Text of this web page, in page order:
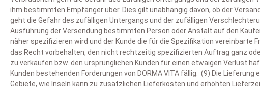
Besuchen
alle, die
unseren
Bestellung
ihm bestimmten Empfänger über. Dies gilt unabhängig davon, ob der
geht die Gefahr des zufälligen Untergangs und der zufälligen
Ausführung der Versendung bestimmten Person oder Anstalt auf den
näher spezifizieren wird und der Kunde die für die Spezifikation vereinbarte
das Recht vorbehalten, den nicht rechtzeitig spezifizierten Auftrag ganz
zu verkaufen bzw. den ursprünglichen Kunden für einen etwaigen Verlust
Kunden bestehenden Forderungen von DORMA VITA fällig. (9) Die
Gebiete, wie Inseln kann zu zusätzlichen Lieferkosten und erhöhten